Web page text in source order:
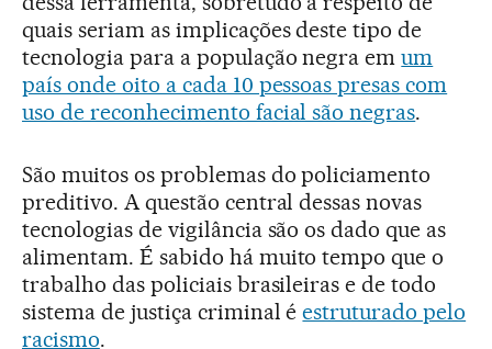
quais seriam as implicações deste tipo de
tecnologia para a população negra emum
país onde oito a cada 10 pessoas presas com
uso de reconhecimento facial são negras.
São muitos os problemas do policiamento
preditivo. A questão central dessas novas
tecnologias de vigilância são os dado que as
alimentam. É sabido há muito tempo que o
trabalho das policiais brasileiras e de todo
sistema de justiça criminal éestruturado pelo
racismo.